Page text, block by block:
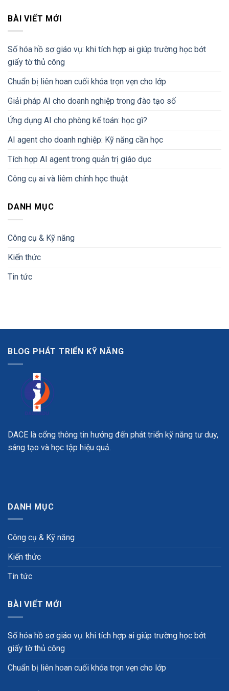
BÀI VIẾT MỚI
Số hóa hồ sơ giáo vụ: khi tích hợp ai giúp trường học bớt
giấy tờ thủ công
Chuẩn bị liên hoan cuối khóa trọn vẹn cho lớp
Giải pháp AI cho doanh nghiệp trong đào tạo số
Ứng dụng AI cho phòng kế toán: học gì?
AI agent cho doanh nghiệp: Kỹ năng cần học
Tích hợp AI agent trong quản trị giáo dục
Công cụ ai và liêm chính học thuật
DANH MỤC
Công cụ & Kỹ năng
Kiến thức
Tin tức
BLOG PHÁT TRIỂN KỸ NĂNG
DACE là cổng thông tin hướng đến phát triển kỹ năng tư duy,
sáng tạo và học tập hiệu quả.
DANH MỤC
Công cụ & Kỹ năng
Kiến thức
Tin tức
BÀI VIẾT MỚI
Số hóa hồ sơ giáo vụ: khi tích hợp ai giúp trường học bớt
giấy tờ thủ công
Chuẩn bị liên hoan cuối khóa trọn vẹn cho lớp